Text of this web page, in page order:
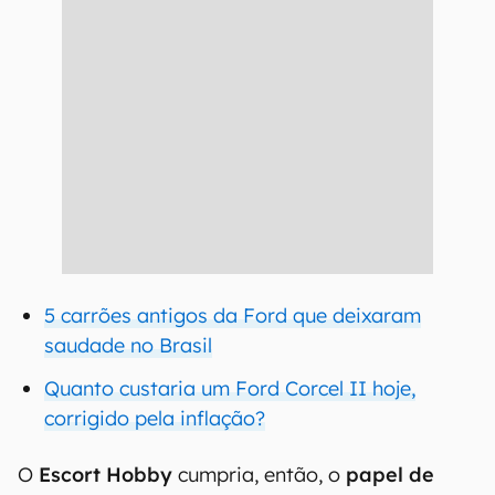
5 carrões antigos da Ford que deixaram
saudade no Brasil
Quanto custaria um Ford Corcel II hoje,
corrigido pela inflação?
O Escort Hobby cumpria, então, o papel de